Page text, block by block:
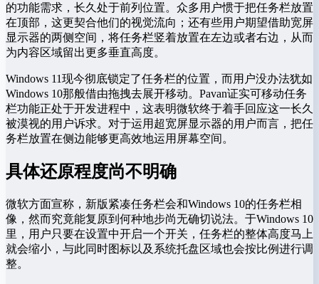
的功能需求，长久处于前列位置。众多用户惯于把任务栏放置
在顶部，这更契合他们的视觉流向；还有些用户期望借助宽屏
显示器的两侧空间，将任务栏竖着放置在左边或者右边，从而
为内容区域留出更多垂直高度。
Windows 11现今彻底锁定了任务栏的位置，而用户没办法犹如
Windows 10那般借由拖拽去展开移动。Pavan证实可移动任务
栏功能正处于开发进程中，这表明微软终于着手回应这一长久
被漠视的用户诉求。对于运用超宽屏显示器的用户而言，把任
务栏放置在侧边能够更高效地运用屏幕空间。
具体还原程度尚不明确
微软方面宣称，新版紧凑任务栏会和Windows 10的任务栏相
像，然而究竟能复原到何种地步尚无确切说法。于Windows 10
里，用户只要在设置中开启一个开关，任务栏的整体高度马上
就会缩小，与此同时图标以及系统托盘区域也会按比例进行调
整。